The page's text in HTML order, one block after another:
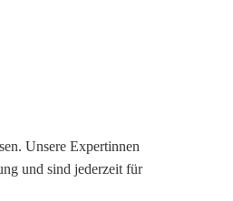
Unsere Expertinnen
und sind jederzeit für